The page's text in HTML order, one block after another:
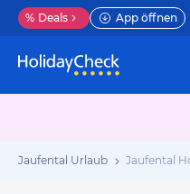
% Deals App öffnen
Jaufental Urlaub Jaufental